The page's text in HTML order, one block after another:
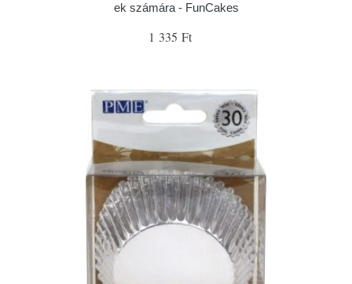
ek számára - FunCakes
1 335 Ft